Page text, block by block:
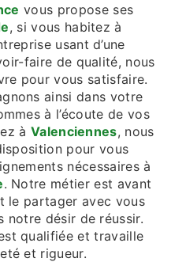
vous propose ses
, si vous habitez à
usant d’une
faire de qualité, nous
pour vous satisfaire.
ainsi dans votre
à l’écoute de vos
à Valenciennes, nous
pour vous
nécessaires à
. Notre métier est avant
le partager avec vous
notre désir de réussir.
qualifiée et travaille
et rigueur.